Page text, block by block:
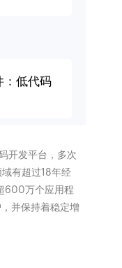
：低代码
开发平台，多次
有超过18年经
600万个应用程
并保持着稳定增